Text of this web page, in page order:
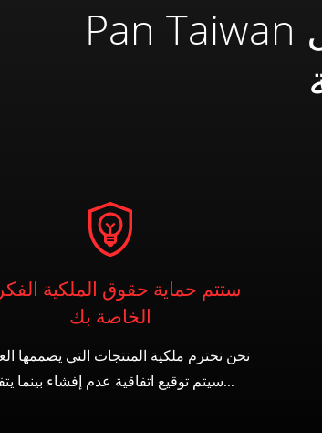
Pan Taiwan هو شريكك الذي يقدم دائماً أفضل
ستتم حماية حقوق الملكية
الخاصة بك
نحن نحترم ملكية المنتجات التي يصممها
سيتم توقيع اتفاقية عدم إفشاء بينما يتفق...